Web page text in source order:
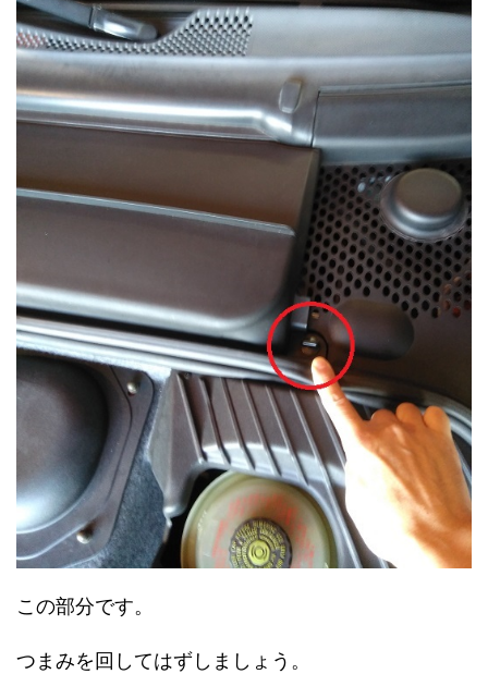
この部分です。
つまみを回してはずしましょう。